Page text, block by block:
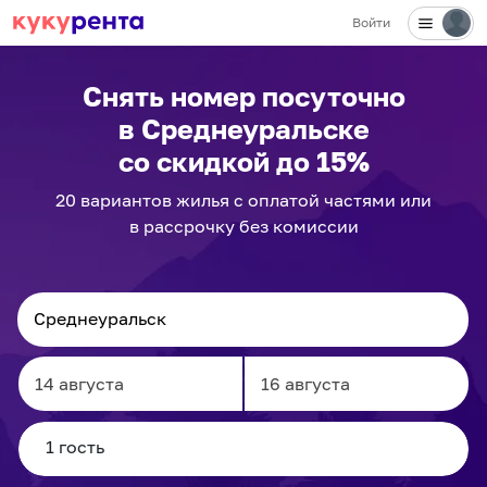
Войти
Снять номер посуточно
в Среднеуральске
со скидкой до 15%
20 вариантов жилья с оплатой частями или
в рассрочку без комиссии
Navigate
forward
to
Navigate
to
✕